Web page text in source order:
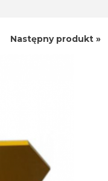
Następny produkt »